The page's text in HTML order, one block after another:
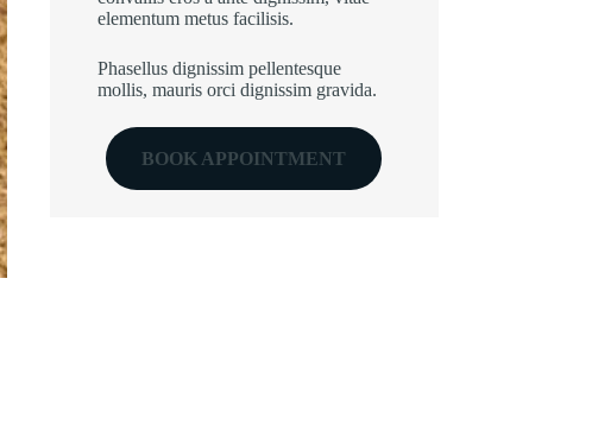
elementum metus facilisis.
Phasellus dignissim pellentesque
mollis, mauris orci dignissim gravida.
BOOK APPOINTMENT